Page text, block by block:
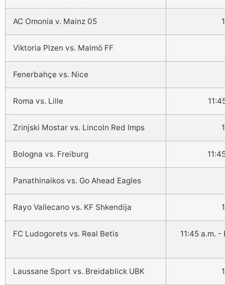
AC Omonia v. Mainz 05
Viktoria Plzen vs. Malmö FF
Fenerbahçe vs. Nice
Roma vs. Lille
Zrinjski Mostar vs. Lincoln Red Imps
Bologna vs. Freiburg
Panathinaikos vs. Go Ahead Eagles
Rayo Vallecano vs. KF Shkendija
FC Ludogorets vs. Real Betis 11:45 a.m.
Laussane Sport vs. Breidablick UBK